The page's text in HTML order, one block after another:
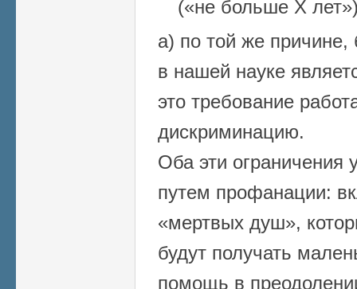
(«не больше Х
а) по той же
в нашей науке
это требование
дискриминацию.
Оба эти ограничения
путем профанации:
«мертвых душ»,
будут получать
помощь в